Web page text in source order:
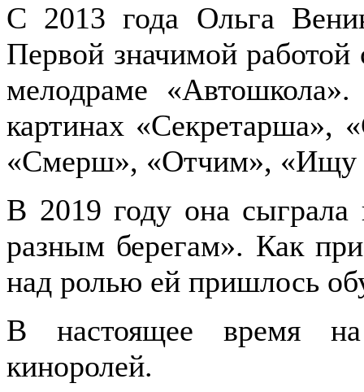
С 2013 года Ольга
Первой значимой
мелодраме
картинах «Секретарша»,
«Смерш», «Отчим», «Ищу
В 2019 году она
разным берегам». Как
над ролью ей пришлось
В настоящее время
киноролей.